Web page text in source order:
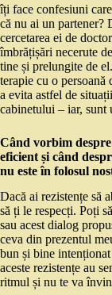
îți face confesiuni
că nu ai un partener?
cercetarea ei de
îmbrățișări necerute
tine și prelungite de
terapie cu o persoană
a evita astfel de
cabinetului – iar, sunt
Când vorbim
eficient și când
nu este în folosul
Dacă ai rezistențe să
să ți le respecți. Poți
sau acest dialog
ceva din prezentul
bun și bine
aceste rezistențe au
ritmul și nu te va